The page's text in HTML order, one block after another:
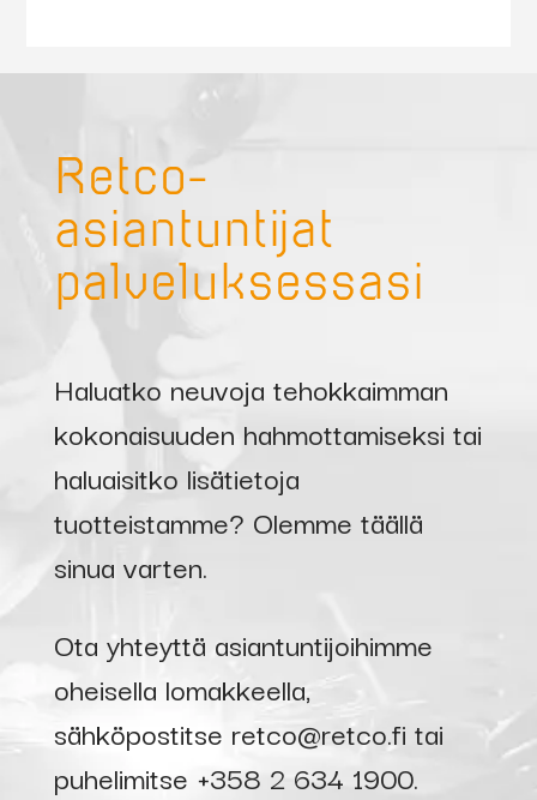
Retco-
asiantuntijat
palveluksessasi
Haluatko neuvoja tehokkaimman
kokonaisuuden hahmottamiseksi tai
haluaisitko lisätietoja
tuotteistamme? Olemme täällä
sinua varten.
Ota yhteyttä asiantuntijoihimme
oheisella lomakkeella,
sähköpostitse retco@retco.fi tai
puhelimitse +358 2 634 1900.